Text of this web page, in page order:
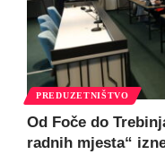
PREDUZETNIŠTVO
Od Foče do
radnih mjesta“